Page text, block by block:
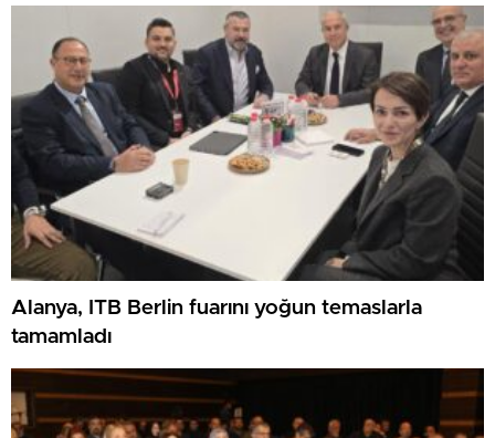
Alanya, ITB Berlin fuarını yoğun temaslarla
tamamladı